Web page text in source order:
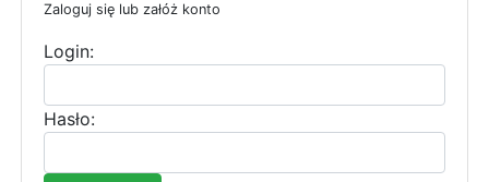
Zaloguj się lub załóż konto
Login:
Hasło: